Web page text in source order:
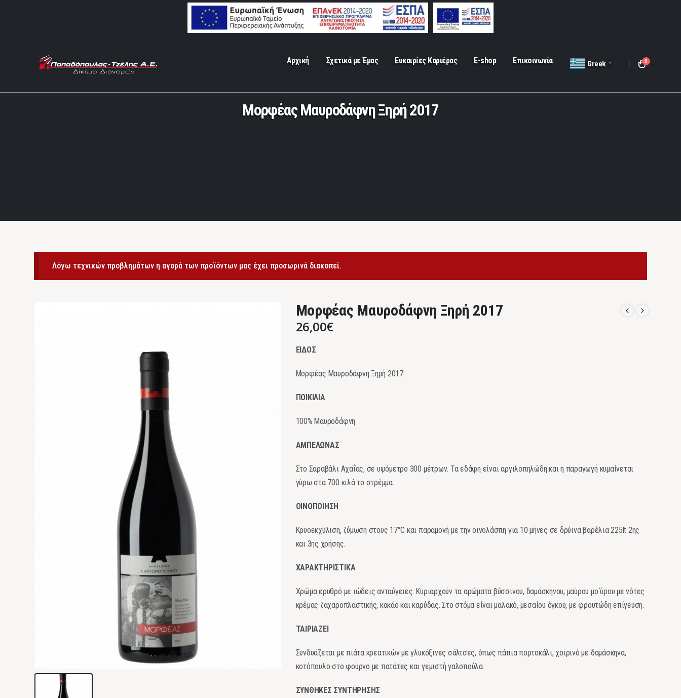
Αρχική Σχετικά με Έμας Ευκαιρίες Καριέρας E-shop Επικοινωνία Greek ▼ 0
Μορφέας Μαυροδάφνη Ξηρή 2017
Λόγω τεχνικών προβλημάτων η αγορά των προϊόντων μας έχει προσωρινά διακοπεί.
Μορφέας Μαυροδάφνη Ξηρή 2017
26,00€
ΕΙΔΟΣ
Μορφέας Μαυροδάφνη Ξηρή 2017
ΠΟΙΚΙΛΙΑ
100% Μαυροδάφνη
ΑΜΠΕΛΩΝΑΣ
Στο Σαραβάλι Αχαΐας, σε υψόμετρο 300 μέτρων. Τα εδάφη είναι αργιλοπηλώδη και η παραγωγή κυμαίνεται
γύρω στα 700 κιλά το στρέμμα.
ΟΙΝΟΠΟΙΗΣΗ
Κρυοεκχύλιση, ζύμωση στους 17°C και παραμονή με την οινολάσπη για 10 μήνες σε δρύινα βαρέλια 225lt 2ης
και 3ης χρήσης.
ΧΑΡΑΚΤΗΡΙΣΤΙΚΑ
Χρώμα ερυθρό με ιώδεις ανταύγειες. Κυριαρχούν τα αρώματα βύσσινου, δαμάσκηνου, μαύρου μο΄ύρου με νότες
κρέμας ζαχαροπλαστικής, κακάο και καρύδας. Στο στόμα είναι μαλακό, μεσαίου όγκου, με φρουτώδη επίγευση.
ΤΑΙΡΙΑΖΕΙ
Συνδυάζεται με πιάτα κρεατικών με γλυκόξινες σάλτσες, όπως πάπια πορτοκάλι, χοιρινό με δαμάσκηνα,
κοτόπουλο στο φούρνο με πατάτες και γεμιστή γαλοπούλα.
ΣΥΝΘΗΚΕΣ ΣΥΝΤΗΡΗΣΗΣ